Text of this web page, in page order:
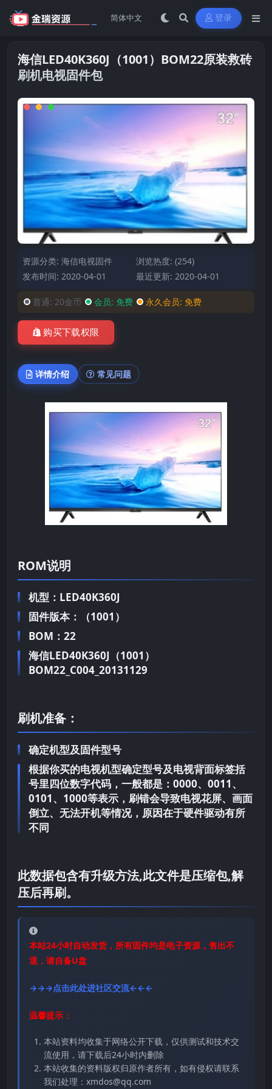
登录
海信LED40K360J（1001）BOM22原装救砖
刷机电视固件包
资源分类: 海信电视固件
浏览热度: (254)
发布时间: 2020-04-01
最近更新: 2020-04-01
普通: 20金币 会员: 免费 永久会员: 免费
购买下载权限
详情介绍 常见问题
ROM说明
机型：LED40K360J
固件版本：（1001）
BOM：22
海信LED40K360J（1001）
BOM22_C004_20131129
刷机准备：
确定机型及固件型号
根据你买的电视机型确定型号及电视背面标签括
号里四位数字代码，一般都是：0000、0011、
0101、1000等表示，刷错会导致电视花屏、画面
倒立、无法开机等情况，原因在于硬件驱动有所
不同
此数据包含有升级方法,此文件是压缩包,解
压后再刷。
本站24小时自动发货，所有固件均是电子资源，售出不
退，请自备U盘
→→→点击此处进社区交流←←←
温馨提示：
本站资料均收集于网络公开下载，仅供测试和技术交
流使用，请下载后24小时内删除
本站收集的资料版权归原作者所有，如有侵权请联系
我们处理：xmdos@qq.com